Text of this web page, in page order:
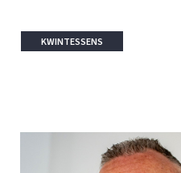
KWINTESSENS